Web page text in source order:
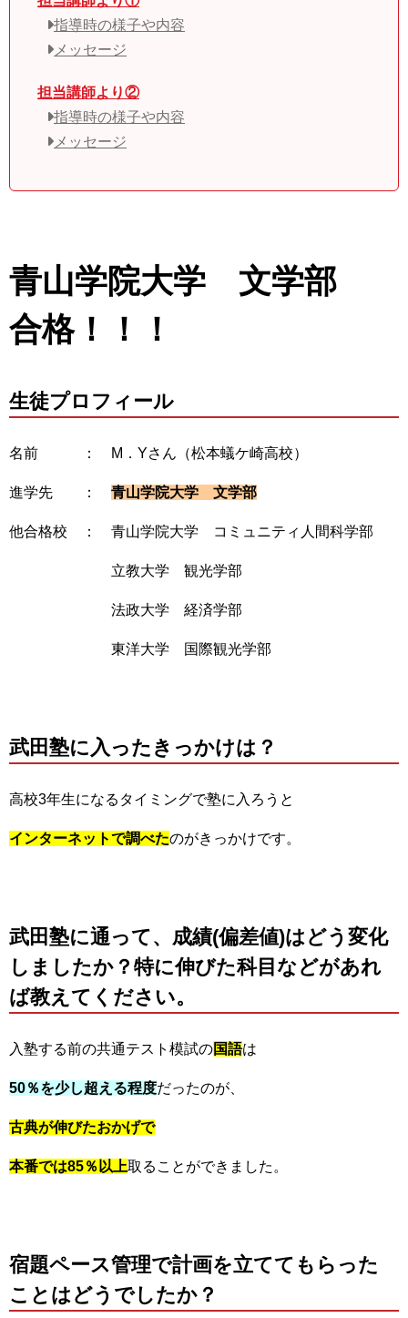
指導時の様子や内容
メッセージ
担当講師より②
指導時の様子や内容
メッセージ
青山学院大学 文学部
合格！！！
生徒プロフィール
名前 ： M．Yさん（松本蟻ケ崎高校）
進学先 ： 青山学院大学 文学部
他合格校 ： 青山学院大学 コミュニティ人間科学部
立教大学 観光学部
法政大学 経済学部
東洋大学 国際観光学部
武田塾に入ったきっかけは？
高校3年生になるタイミングで塾に入ろうと
インターネットで調べたのがきっかけです。
武田塾に通って、成績(偏差値)はどう変化
しましたか？特に伸びた科目などがあれ
ば教えてください。
入塾する前の共通テスト模試の国語は
50％を少し超える程度だったのが、
古典が伸びたおかげで
本番では85％以上取ることができました。
宿題ペース管理で計画を立ててもらった
ことはどうでしたか？